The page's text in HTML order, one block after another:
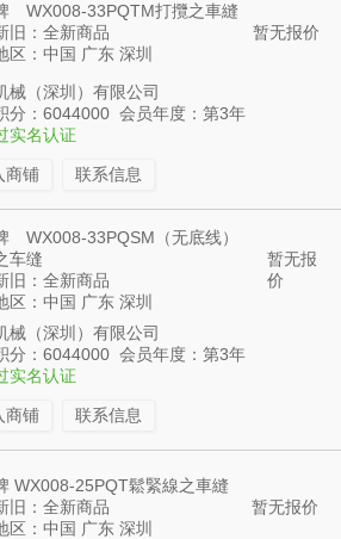
WX008-33PQTM打攬之車縫
旧：全新商品
区：中国 广东 深圳
暂无报价
械（深圳）有限公司
分：6044000 会员年度：第3年
实名认证
商铺 联系信息
WX008-33PQSM（无底线）
车缝
旧：全新商品
区：中国 广东 深圳
暂无报
价
械（深圳）有限公司
分：6044000 会员年度：第3年
实名认证
商铺 联系信息
WX008-25PQT鬆緊線之車縫
旧：全新商品
区：中国 广东 深圳
暂无报价